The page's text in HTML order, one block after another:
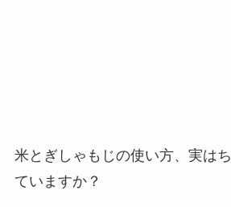
米とぎしゃもじの使い方、実は
ていますか？